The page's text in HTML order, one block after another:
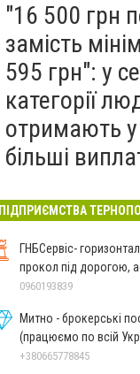
"16 500 грн
замість
595 грн": у
категорії
отримають у
більші
ПІДПРИЄМСТВА
ГНБСервіс-
прокол під дорогою,
західні обл
0960193839
Митно - брокерські
(працюємо по всій
+380665778845